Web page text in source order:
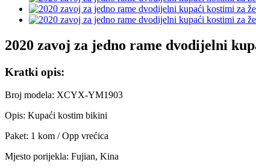
2020 zavoj za jedno rame dvodijelni
Kratki opis:
Broj modela: XCYX-YM1903
Opis: Kupaći kostim bikini
Paket: 1 kom / Opp vrećica
Mjesto porijekla: Fujian, Kina